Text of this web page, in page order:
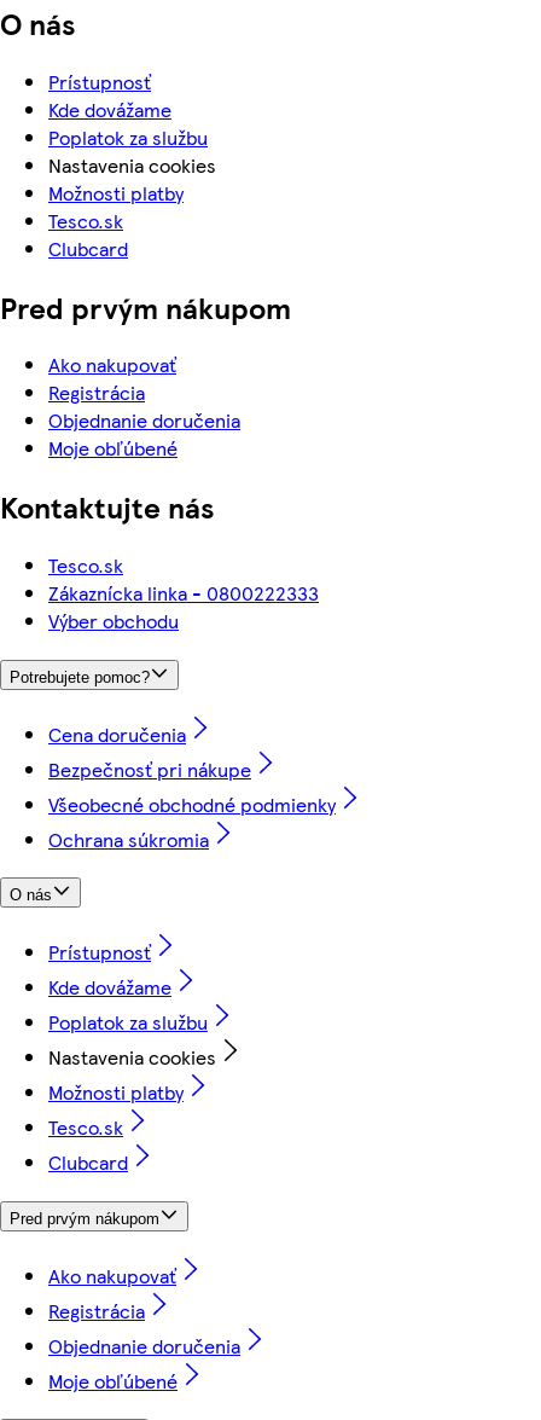
O nás
Prístupnosť
Kde dovážame
Poplatok za službu
Nastavenia cookies
Možnosti platby
Tesco.sk
Clubcard
Pred prvým nákupom
Ako nakupovať
Registrácia
Objednanie doručenia
Moje obľúbené
Kontaktujte nás
Tesco.sk
Zákaznícka linka - 0800222333
Výber obchodu
Potrebujete pomoc?
Cena doručenia
Bezpečnosť pri nákupe
Všeobecné obchodné podmienky
Ochrana súkromia
O nás
Prístupnosť
Kde dovážame
Poplatok za službu
Nastavenia cookies
Možnosti platby
Tesco.sk
Clubcard
Pred prvým nákupom
Ako nakupovať
Registrácia
Objednanie doručenia
Moje obľúbené